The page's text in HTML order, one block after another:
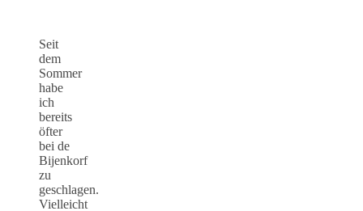
Seit
dem
Sommer
habe
ich
bereits
öfter
bei de
Bijenkorf
zu
geschlagen.
Vielleicht